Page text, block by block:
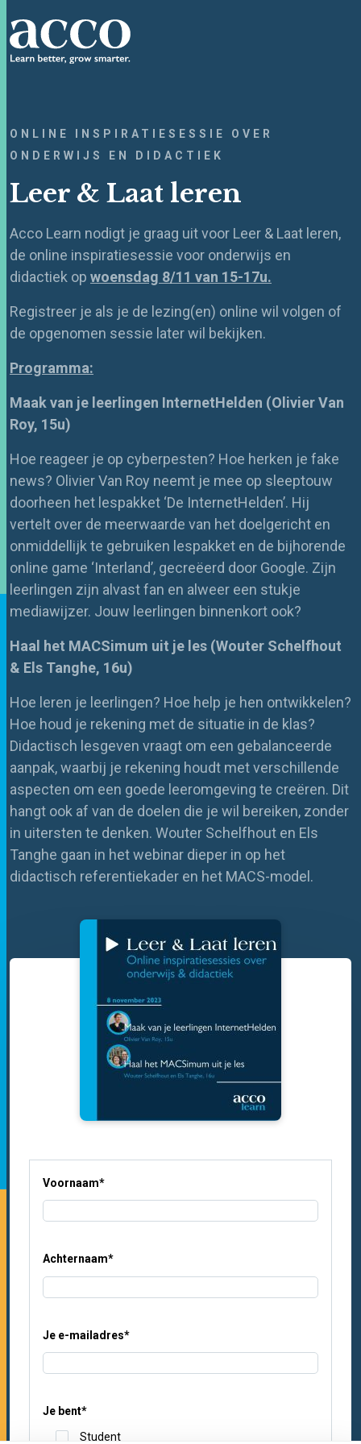
ONLINE INSPIRATIESESSIE OVER
ONDERWIJS EN DIDACTIEK
Leer & Laat leren
Acco Learn nodigt je graag uit voor Leer & Laat leren,
de online inspiratiesessie voor onderwijs en
didactiek op woensdag 8/11 van 15-17u.
Registreer je als je de lezing(en) online wil volgen of
de opgenomen sessie later wil bekijken.
Programma:
Maak van je leerlingen InternetHelden (Olivier Van
Roy, 15u)
Hoe reageer je op cyberpesten? Hoe herken je fake
news? Olivier Van Roy neemt je mee op sleeptouw
doorheen het lespakket ‘De InternetHelden’. Hij
vertelt over de meerwaarde van het doelgericht en
onmiddellijk te gebruiken lespakket en de bijhorende
online game ‘Interland’, gecreëerd door Google. Zijn
leerlingen zijn alvast fan en alweer een stukje
mediawijzer. Jouw leerlingen binnenkort ook?
Haal het MACSimum uit je les (Wouter Schelfhout
& Els Tanghe, 16u)
Hoe leren je leerlingen? Hoe help je hen ontwikkelen?
Hoe houd je rekening met de situatie in de klas?
Didactisch lesgeven vraagt om een gebalanceerde
aanpak, waarbij je rekening houdt met verschillende
aspecten om een goede leeromgeving te creëren. Dit
hangt ook af van de doelen die je wil bereiken, zonder
in uitersten te denken. Wouter Schelfhout en Els
Tanghe gaan in hetwebinar dieper in op het
didactisch referentiekader en het MACS-model.
Voornaam*
Achternaam*
Je e-mailadres*
Je bent*
Student